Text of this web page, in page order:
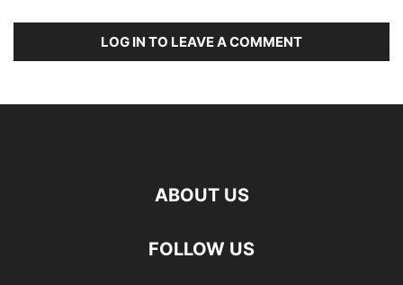
LOG IN TO LEAVE A COMMENT
ABOUT US
FOLLOW US